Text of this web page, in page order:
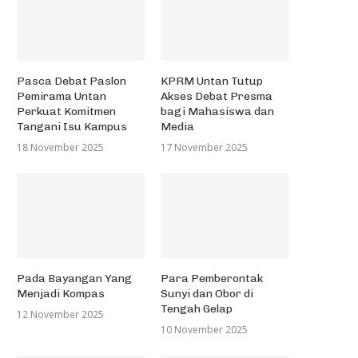
Pasca Debat Paslon
Pemirama Untan
Perkuat Komitmen
Tangani Isu Kampus
18 November 2025
KPRM Untan Tutup
Akses Debat Presma
bagi Mahasiswa dan
Media
17 November 2025
Pada Bayangan Yang
Menjadi Kompas
12 November 2025
Para Pemberontak
Sunyi dan Obor di
Tengah Gelap
10 November 2025